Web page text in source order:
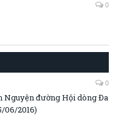
0
0
Nguyện đường Hội dòng Đa
06/2016)